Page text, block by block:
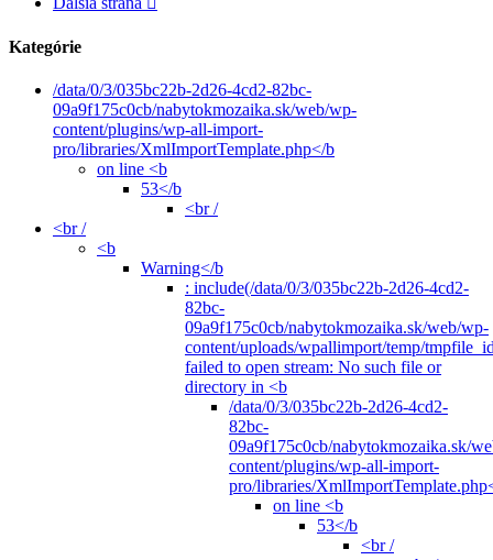
Kategórie
/data/0/3/035bc22b-2d26-4cd2-82bc-
09a9f175c0cb/nabytokmozaika.sk/web/wp-
content/plugins/wp-all-import-
pro/libraries/XmlImportTemplate.php</b
on line <b
53</b
<br /
<br /
<b
Warning</b
: include(/data/0/3/035bc22b-2d26-4cd2-
82bc-
09a9f175c0cb/nabytokmozaika.sk/web/wp-
content/uploads/wpallimport/temp/
failed to open stream: No such file or
directory in <b
/data/0/3/035bc22b-2d26-4cd2-
82bc-
09a9f175c0cb/nabytokmozaika.sk/
content/plugins/wp-all-import-
pro/libraries/
on line <b
53</b
<br /